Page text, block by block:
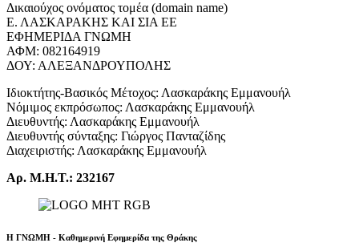
Δικαιούχος ονόματος τομέα (domain name)
Ε. ΛΑΣΚΑΡΑΚΗΣ ΚΑΙ ΣΙΑ ΕΕ
ΕΦΗΜΕΡΙΔΑ ΓΝΩΜΗ
ΑΦΜ: 082164919
ΔΟΥ: ΑΛΕΞΑΝΔΡΟΥΠΟΛΗΣ
Ιδιοκτήτης-Βασικός Μέτοχος: Λασκαράκης Εμμανουήλ
Νόμιμος εκπρόσωπος: Λασκαράκης Εμμανουήλ
Διευθυντής: Λασκαράκης Εμμανουήλ
Διευθυντής σύνταξης: Γιώργος Πανταζίδης
Διαχειριστής: Λασκαράκης Εμμανουήλ
Αρ. Μ.Η.Τ.: 232167
Η ΓΝΩΜΗ - Καθημερινή Εφημερίδα της Θράκης